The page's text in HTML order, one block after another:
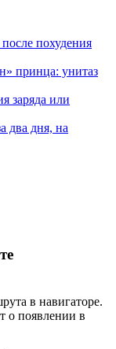
похудения
принца: унитаз
заряда или
два дня, на
в навигаторе.
о появлении в